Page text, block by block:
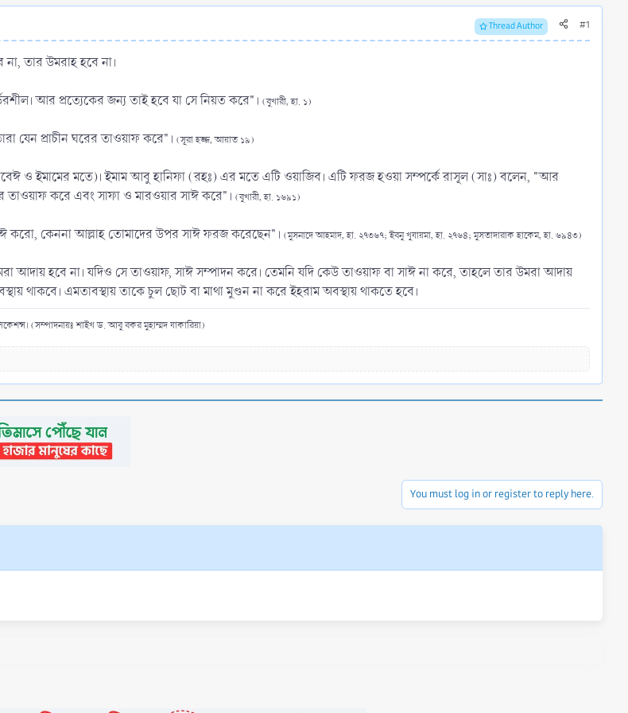
Thread Author #1
তার উমরাহ হবে না।
আর প্রত্যেকের জন্য তাই হবে যা সে নিয়ত করে"। (বুখারী, হা. ১)
যেন প্রাচীন ঘরের তাওয়াফ করে"। (সূরা হজ্জ, আয়াত ১৯)
ও ইমামের মতে)। ইমাম আবু হানিফা (রহঃ) এর মতে এটি ওয়াজিব। এটি ফরজ হওয়া সম্পর্কে রাসূল (সাঃ) বলেন, "আর
তাওয়াফ করে এবং সাফা ও মারওয়ার সাঈ করে"। (বুখারী, হা. ১৬৯১)
করো, কেননা আল্লাহ তোমাদের উপর সাঈ ফরজ করেছেন"। (মুসনাদে আহমাদ, হা. ২৭৩৬৭; ইবনু খুযায়মা, হা. ২৭৬৪; মুসতাদারাক হাকেম, হা. ৬৯৪৩)
আদায় হবে না। যদিও সে তাওয়াফ, সাঈ সম্পাদন করে। তেমনি যদি কেউ তাওয়াফ বা সাঈ না করে, তাহলে তার উমরা আদায়
থাকবে। এমতাবস্থায় তাকে চুল ছোট বা মাথা মুণ্ডন না করে ইহরাম অবস্থায় থাকতে হবে।
(সম্পাদনায়ঃ শাইখ ড. আবু বকর মুহাম্মদ যাকারিয়া)
You must log in or register to reply here.